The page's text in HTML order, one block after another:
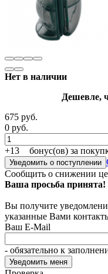
Нет в наличии
Дешевле,
675 руб.
0 руб.
+13 бонус(ов) за
Уведомить о поступлении
Сообщить о снижении
Ваша просьба принята!
Вы получите
указанные Вами
Ваш E-Mail
- обязательно к